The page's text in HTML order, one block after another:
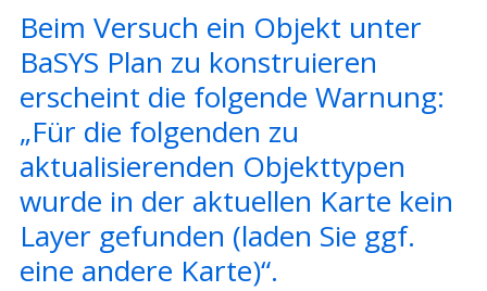
Beim Versuch ein Objekt unter
BaSYS Plan zu konstruieren
erscheint die folgende Warnung:
„Für die folgenden zu
aktualisierenden Objekttypen
wurde in der aktuellen Karte kein
Layer gefunden (laden Sie ggf.
eine andere Karte)“.